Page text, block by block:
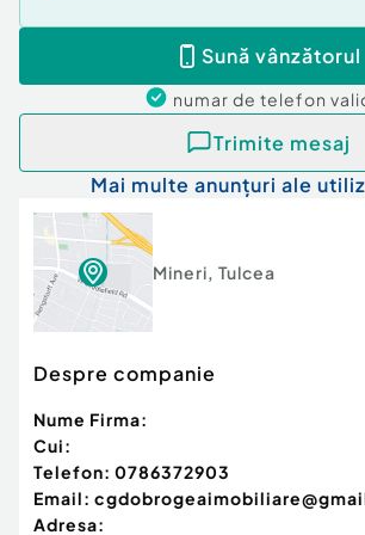
Sună vânzătorul
numar de telefon
Trimite mesaj
Mai multe anunțuri ale
Mineri, Tulcea
Despre companie
Nume Firma:
Cui:
Telefon: 0786372903
Email:
Adresa: